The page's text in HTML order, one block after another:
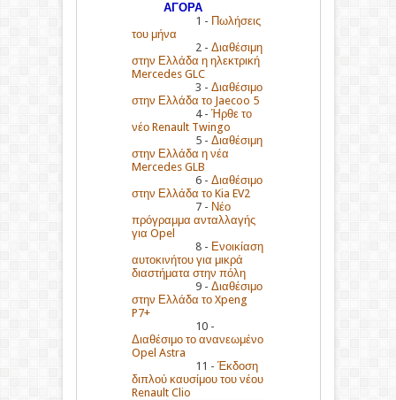
ΑΓΟΡΑ
1 - Πωλήσεις
του μήνα
2 - Διαθέσιμη
στην Ελλάδα η ηλεκτρική
Mercedes GLC
3 - Διαθέσιμο
στην Ελλάδα το Jaecoo 5
4 - Ήρθε το
νέο Renault Twingo
5 - Διαθέσιμη
στην Ελλάδα η νέα
Mercedes GLB
6 - Διαθέσιμο
στην Ελλάδα το Kia EV2
7 - Νέο
πρόγραμμα ανταλλαγής
για Opel
8 - Ενοικίαση
αυτοκινήτου για μικρά
διαστήματα στην πόλη
9 - Διαθέσιμο
στην Ελλάδα το Xpeng
P7+
10 -
Διαθέσιμο το ανανεωμένο
Opel Astra
11 - Έκδοση
διπλού καυσίμου του νέου
Renault Clio